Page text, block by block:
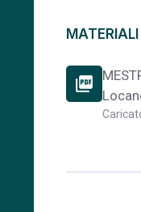
picture_as_pdf